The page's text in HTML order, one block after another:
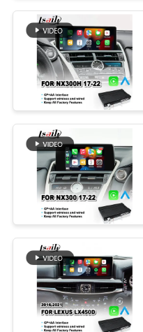
คุณภาพ
ติดต่อ
เรา
ข่าว
แผนผัง
เว็บไซต์
Lexus อิ
วิดีโอ
อินเทอร์
มีเดียขอ